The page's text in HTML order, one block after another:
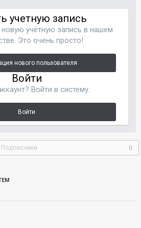
учетную запись
новую учётную запись в нашем
Это очень просто!
нового пользователя
Войти
Войти в систему.
Войти
Подписчики 0